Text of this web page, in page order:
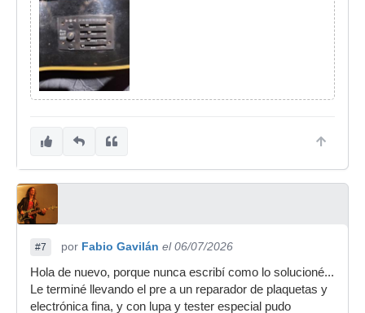
#7 por Fabio Gavilán el 06/07/2026
Hola de nuevo, porque nunca escribí como lo solucioné...
Le terminé llevando el pre a un reparador de plaquetas y
electrónica fina, y con lupa y tester especial pudo